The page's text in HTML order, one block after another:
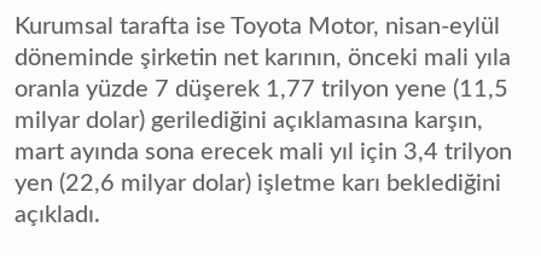
Kurumsal tarafta ise Toyota Motor, nisan-eylül
döneminde şirketin net karının, önceki mali yıla
oranla yüzde 7 düşerek 1,77 trilyon yene (11,5
milyar dolar) gerilediğini açıklamasına karşın,
mart ayında sona erecek mali yıl için 3,4 trilyon
yen (22,6 milyar dolar) işletme karı beklediğini
açıkladı.